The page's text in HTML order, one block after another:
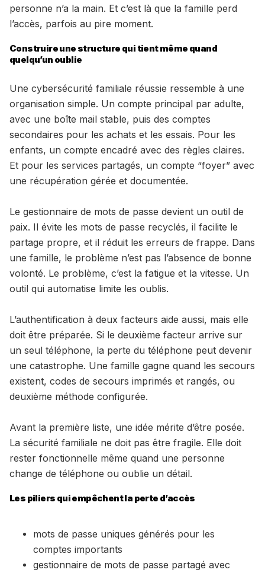
personne n’a la main. Et c’est là que la famille perd
l’accès, parfois au pire moment.
Construire une structure qui tient même quand
quelqu’un oublie
Une cybersécurité familiale réussie ressemble à une
organisation simple. Un compte principal par adulte,
avec une boîte mail stable, puis des comptes
secondaires pour les achats et les essais. Pour les
enfants, un compte encadré avec des règles claires.
Et pour les services partagés, un compte “foyer” avec
une récupération gérée et documentée.
Le gestionnaire de mots de passe devient un outil de
paix. Il évite les mots de passe recyclés, il facilite le
partage propre, et il réduit les erreurs de frappe. Dans
une famille, le problème n’est pas l’absence de bonne
volonté. Le problème, c’est la fatigue et la vitesse. Un
outil qui automatise limite les oublis.
L’authentification à deux facteurs aide aussi, mais elle
doit être préparée. Si le deuxième facteur arrive sur
un seul téléphone, la perte du téléphone peut devenir
une catastrophe. Une famille gagne quand les secours
existent, codes de secours imprimés et rangés, ou
deuxième méthode configurée.
Avant la première liste, une idée mérite d’être posée.
La sécurité familiale ne doit pas être fragile. Elle doit
rester fonctionnelle même quand une personne
change de téléphone ou oublie un détail.
Les piliers qui empêchent la perte d’accès
mots de passe uniques générés pour les
comptes importants
gestionnaire de mots de passe partagé avec